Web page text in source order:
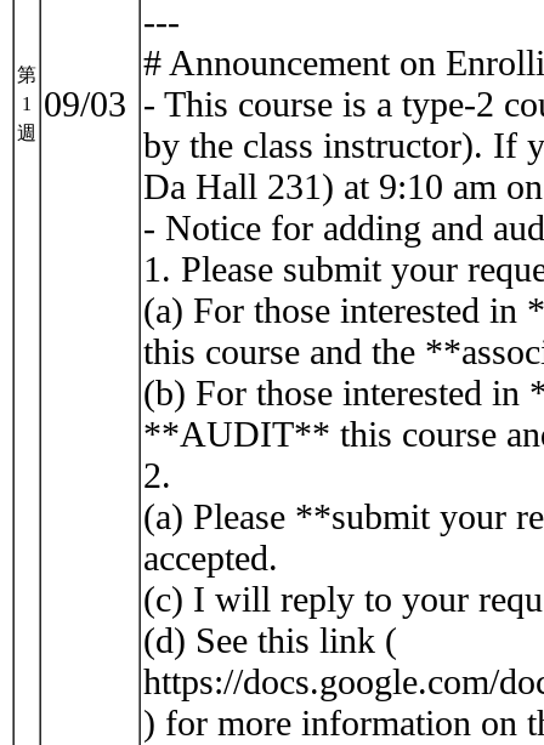
第
1
週
09/03
---
# Announcement on
- This course is a type-2
by the class instructor). If
Da Hall 231) at 9:10 am
- Notice for adding and
1. Please submit your
(a) For those interested
this course and the
(b) For those interested
**AUDIT** this course
2.
(a) Please **submit your
accepted.
(c) I will reply to your
(d) See this link (
https://docs.google.com/
) for more information on